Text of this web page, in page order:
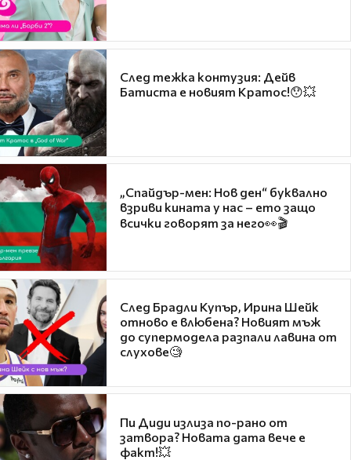
След тежка контузия: Дейв
Батиста е новият Кратос!😯💥
„Спайдър-мен: Нов ден“ буквално
взриви кината у нас – ето защо
всички говорят за него👀🎬
След Брадли Купър, Ирина Шейк
отново е влюбена? Новият мъж
до супермодела разпали лавина от
слухове🧐
Пи Диди излиза по-рано от
затвора? Новата дата вече е
факт!💥